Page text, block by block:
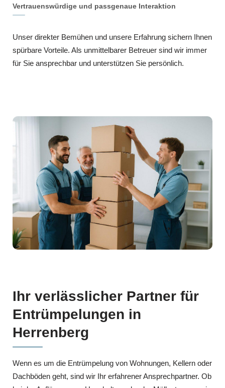
Vertrauenswürdige und passgenaue Interaktion
Unser direkter Bemühen und unsere Erfahrung sichern Ihnen
spürbare Vorteile. Als unmittelbarer Betreuer sind wir immer
für Sie ansprechbar und unterstützen Sie persönlich.
Ihr verlässlicher Partner für
Entrümpelungen in
Herrenberg
Wenn es um die Entrümpelung von Wohnungen, Kellern oder
Dachböden geht, sind wir Ihr erfahrener Ansprechpartner. Ob